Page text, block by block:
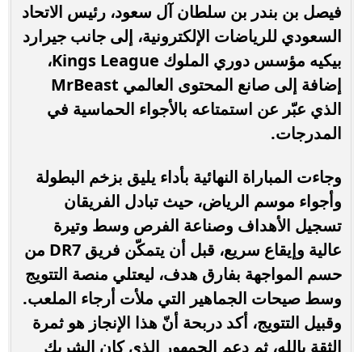
فيصل بن بندر بن سلطان آل سعود، رئيس الاتحاد
السعودي للرياضات الإلكترونية، إلى جانب جيرارد
بيكيه مؤسس دوري الملوك Kings League،
إضافة إلى صانع المحتوى العالمي MrBeast
الذي عبّر عن استمتاعه بالأجواء الحماسية في
المدرجات.
وجاءت المباراة النهائية بأداء يليق بزخم البطولة
وأجواء موسم الرياض، حيث تبادل الفريقان
تسجيل الأهداف وصناعة الفرص وسط وتيرة
عالية وإيقاع سريع، قبل أن يتمكّن فريق DR7 من
حسم المواجهة بفارق هدف، ليعتلي منصة التتويج
وسط صيحات الجماهير التي ملأت أرجاء الملعب.
وقبيل التتويج، أكد دربحة أنّ هذا الإنجاز هو ثمرة
الثقة بالله، ثم دعم الجمهور الذي كان الشريك